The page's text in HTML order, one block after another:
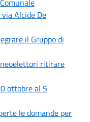
Alcide De
il Gruppo di
neoelettori ritirare
ottobre al 5
le domande per